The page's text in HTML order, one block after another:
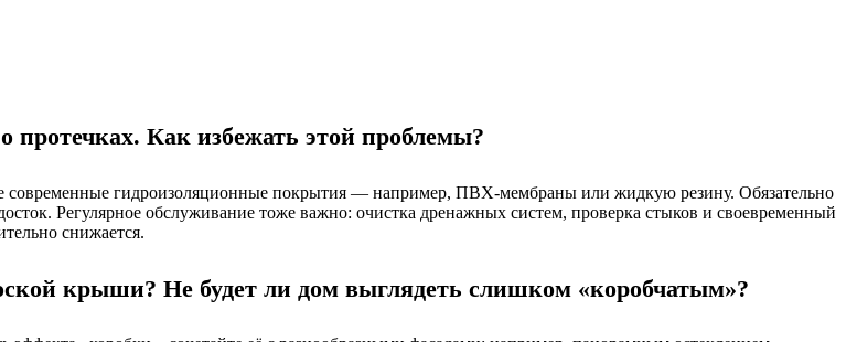
протечках. Как избежать этой проблемы?
современные гидроизоляционные покрытия — например, ПВХ-мембраны или жидкую резину. Обязательно
Регулярное обслуживание тоже важно: очистка дренажных систем, проверка стыков и своевременный
снижается.
крыши? Не будет ли дом выглядеть слишком «коробчатым»?